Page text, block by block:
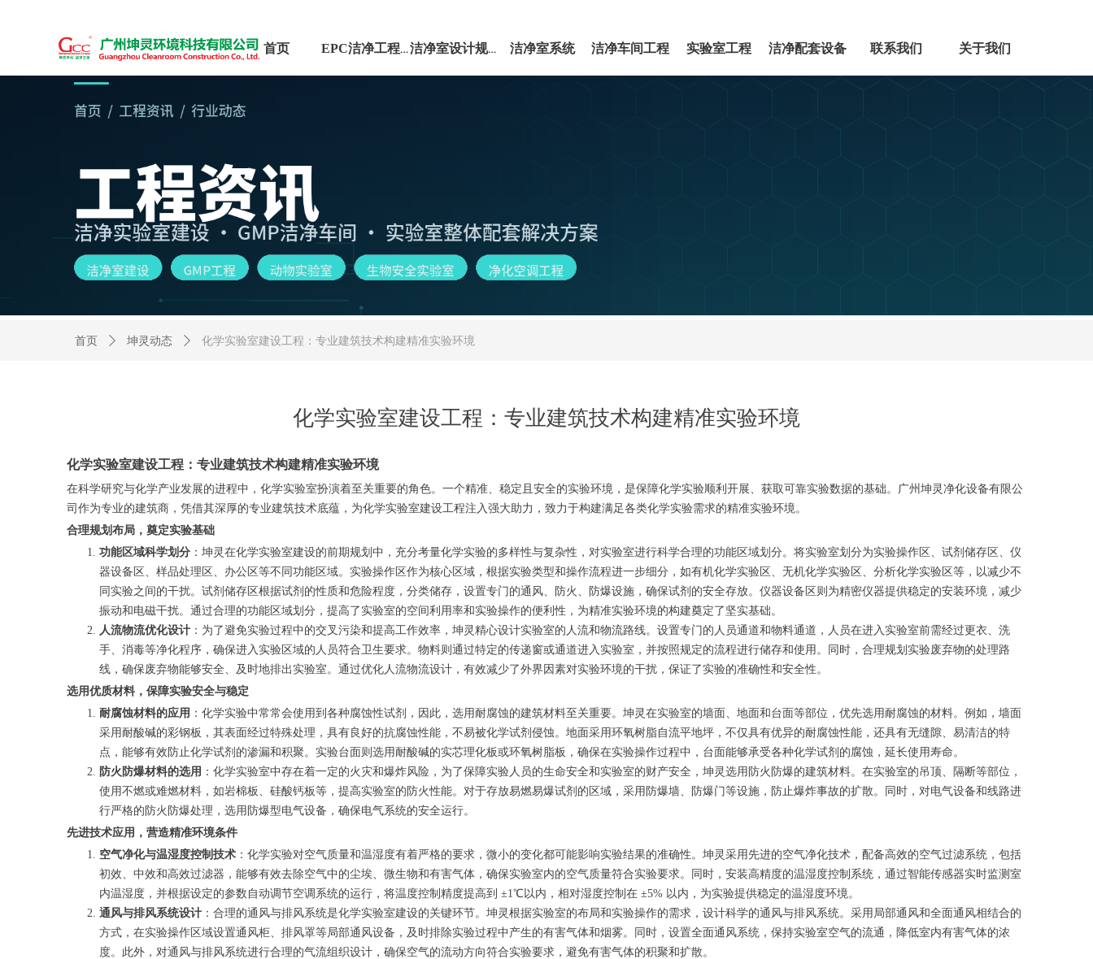
首页 EPC洁净工程服务 洁净室设计规范 洁净室系统 洁净车间工程 实验室工程 洁净配套设备 联系我们 关于我们
化学实验室建设工程：专业建筑技术构建精准实验环境
化学实验室建设工程：专业建筑技术构建精准实验环境
在科学研究与化学产业发展的进程中，化学实验室扮演着至关重要的角色。一个精准、稳定且安全的实验环境，是保障化学实验顺利开展、获取可靠实验数据的基础。广州坤灵净化设备有限公
司作为专业的建筑商，凭借其深厚的专业建筑技术底蕴，为化学实验室建设工程注入强大助力，致力于构建满足各类化学实验需求的精准实验环境。
合理规划布局，奠定实验基础
功能区域科学划分 ：坤灵在化学实验室建设的前期规划中，充分考量化学实验的多样性与复杂性，对实验室进行科学合理的功能区域划分。将实验室划分为实验操作区、试剂储存区、仪
器设备区、样品处理区、办公区等不同功能区域。实验操作区作为核心区域，根据实验类型和操作流程进一步细分，如有机化学实验区、无机化学实验区、分析化学实验区等，以减少不
同实验之间的干扰。试剂储存区根据试剂的性质和危险程度，分类储存，设置专门的通风、防火、防爆设施，确保试剂的安全存放。仪器设备区则为精密仪器提供稳定的安装环境，减少
振动和电磁干扰。通过合理的功能区域划分，提高了实验室的空间利用率和实验操作的便利性，为精准实验环境的构建奠定了坚实基础。
人流物流优化设计 ：为了避免实验过程中的交叉污染和提高工作效率，坤灵精心设计实验室的人流和物流路线。设置专门的人员通道和物料通道，人员在进入实验室前需经过更衣、洗
手、消毒等净化程序，确保进入实验区域的人员符合卫生要求。物料则通过特定的传递窗或通道进入实验室，并按照规定的流程进行储存和使用。同时，合理规划实验废弃物的处理路
线，确保废弃物能够安全、及时地排出实验室。通过优化人流物流设计，有效减少了外界因素对实验环境的干扰，保证了实验的准确性和安全性。
选用优质材料，保障实验安全与稳定
耐腐蚀材料的应用 ：化学实验中常常会使用到各种腐蚀性试剂，因此，选用耐腐蚀的建筑材料至关重要。坤灵在实验室的墙面、地面和台面等部位，优先选用耐腐蚀的材料。例如，墙面
采用耐酸碱的彩钢板，其表面经过特殊处理，具有良好的抗腐蚀性能，不易被化学试剂侵蚀。地面采用环氧树脂自流平地坪，不仅具有优异的耐腐蚀性能，还具有无缝隙、易清洁的特
点，能够有效防止化学试剂的渗漏和积聚。实验台面则选用耐酸碱的实芯理化板或环氧树脂板，确保在实验操作过程中，台面能够承受各种化学试剂的腐蚀，延长使用寿命。
防火防爆材料的选用 ：化学实验室中存在着一定的火灾和爆炸风险，为了保障实验人员的生命安全和实验室的财产安全，坤灵选用防火防爆的建筑材料。在实验室的吊顶、隔断等部位，
使用不燃或难燃材料，如岩棉板、硅酸钙板等，提高实验室的防火性能。对于存放易燃易爆试剂的区域，采用防爆墙、防爆门等设施，防止爆炸事故的扩散。同时，对电气设备和线路进
行严格的防火防爆处理，选用防爆型电气设备，确保电气系统的安全运行。
先进技术应用，营造精准环境条件
空气净化与温湿度控制技术 ：化学实验对空气质量和温湿度有着严格的要求，微小的变化都可能影响实验结果的准确性。坤灵采用先进的空气净化技术，配备高效的空气过滤系统，包括
初效、中效和高效过滤器，能够有效去除空气中的尘埃、微生物和有害气体，确保实验室内的空气质量符合实验要求。同时，安装高精度的温湿度控制系统，通过智能传感器实时监测室
内温湿度，并根据设定的参数自动调节空调系统的运行，将温度控制精度提高到 ±1℃以内，相对湿度控制在 ±5% 以内，为实验提供稳定的温湿度环境。
通风与排风系统设计 ：合理的通风与排风系统是化学实验室建设的关键环节。坤灵根据实验室的布局和实验操作的需求，设计科学的通风与排风系统。采用局部通风和全面通风相结合的
方式，在实验操作区域设置通风柜、排风罩等局部通风设备，及时排除实验过程中产生的有害气体和烟雾。同时，设置全面通风系统，保持实验室空气的流通，降低室内有害气体的浓
度。此外，对通风与排风系统进行合理的气流组织设计，确保空气的流动方向符合实验要求，避免有害气体的积聚和扩散。
首页 ꄲ 坤灵动态 ꄲ 化学实验室建设工程：专业建筑技术构建精准实验环境